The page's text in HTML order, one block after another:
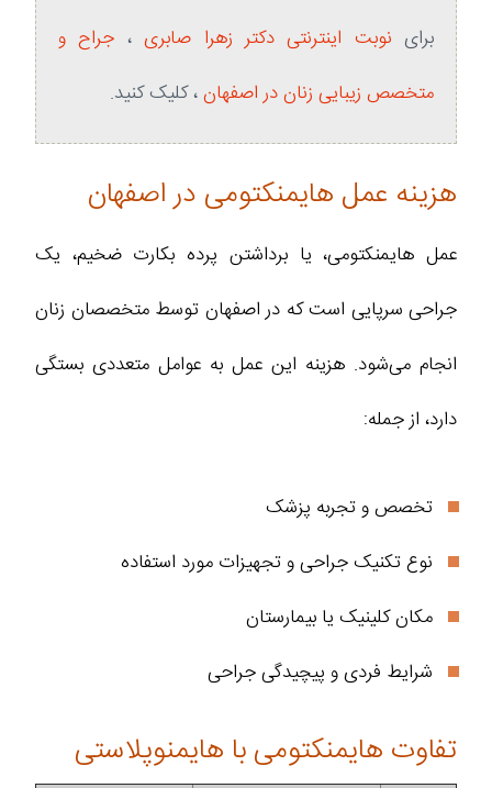
برای نوبت اینترنتی دکتر زهرا صابری،‌ جراح و
متخصص زیبایی زنان در اصفهان،‌ کلیک کنید.
هزینه عمل هایمنکتومی در اصفهان
عمل هایمنکتومی، یا برداشتن پرده بکارت ضخیم، یک
جراحی سرپایی است که در اصفهان توسط متخصصان زنان
انجام می‌شود. هزینه این عمل به عوامل متعددی بستگی
دارد، از جمله:
تخصص و تجربه پزشک
نوع تکنیک جراحی و تجهیزات مورد استفاده
مکان کلینیک یا بیمارستان
شرایط فردی و پیچیدگی جراحی
تفاوت هایمنکتومی با هایمنوپلاستی